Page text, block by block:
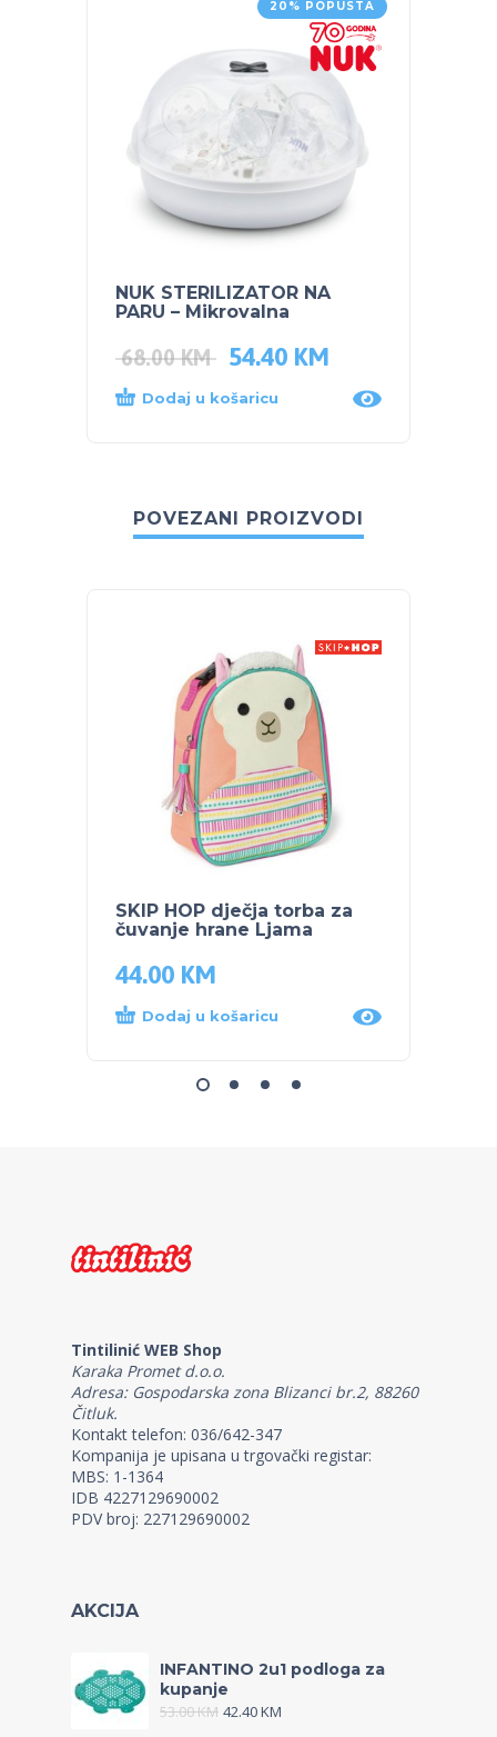
20% POPUSTA
NUK STERILIZATOR NA
PARU – Mikrovalna
68.00KM 54.40 KM
Dodaj u košaricu
POVEZANI PROIZVODI
SKIP HOP dječja torba za
čuvanje hrane Ljama
44.00 KM
Dodaj u košaricu
Tintilinić WEB Shop
Karaka Promet d.o.o.
Adresa: Gospodarska zona Blizanci br.2, 88260
Čitluk.
Kontakt telefon: 036/642-347
Kompanija je upisana u trgovački registar:
MBS: 1-1364
IDB 4227129690002
PDV broj: 227129690002
AKCIJA
INFANTINO 2u1 podloga za
kupanje
53.00KM 42.40KM